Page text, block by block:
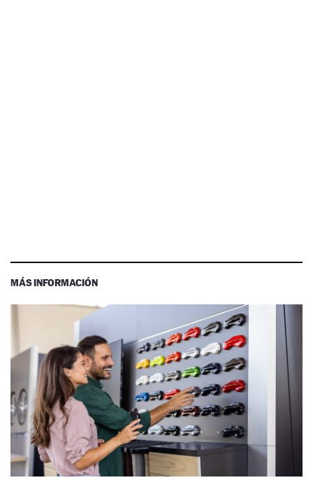
MÁS INFORMACIÓN